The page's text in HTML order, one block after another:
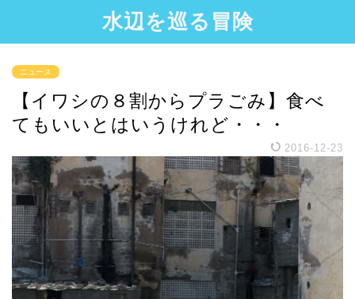
水辺を巡る冒険
ニュース
【イワシの８割からプラごみ】食べ
てもいいとはいうけれど・・・
2016-12-23